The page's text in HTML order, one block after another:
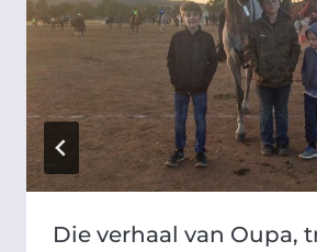
Die verhaal van Oupa,